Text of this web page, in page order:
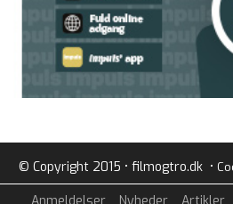
© Copyright 2015 • filmogtro.dk •